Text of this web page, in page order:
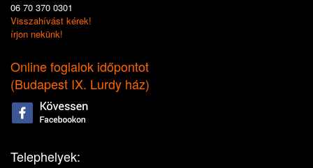
06 70 370 0301
Visszahívást kérek!
írjon nekünk!
Online foglalok időpontot
(Budapest IX. Lurdy ház)
Telephelyek: